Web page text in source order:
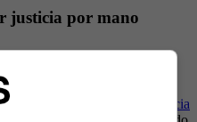
justicia por mano
un problema que los
hablar de la legítima
en lugar de hacer justicia